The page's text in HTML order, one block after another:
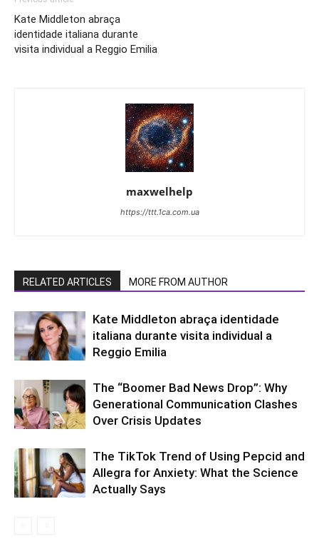
Kate Middleton abraça
identidade italiana durante
visita individual a Reggio Emilia
maxwelhelp
https://ttt.1ca.com.ua
RELATED ARTICLES MORE FROM AUTHOR
Kate Middleton abraça identidade
italiana durante visita individual a
Reggio Emilia
The “Boomer Bad News Drop”: Why
Generational Communication Clashes
Over Crisis Updates
The TikTok Trend of Using Pepcid and
Allegra for Anxiety: What the Science
Actually Says